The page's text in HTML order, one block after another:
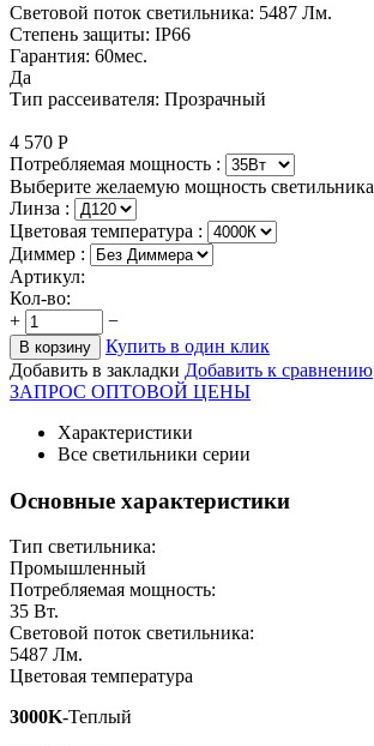
Световой поток светильника: 5487 Лм.
Степень защиты: IP66
Гарантия: 60мес.
Да
Тип рассеивателя: Прозрачный
4 570 Р
Потребляемая мощность :
Выберите желаемую мощность светильника
Линза :
Цветовая температура :
Диммер :
Артикул:
Кол-во:
+
−
В корзину
Купить в один клик
Добавить в закладки Добавить к сравнению
ЗАПРОС ОПТОВОЙ ЦЕНЫ
Характеристики
Все светильники серии
Основные характеристики
Тип светильника:
Промышленный
Потребляемая мощность:
35 Вт.
Световой поток светильника:
5487 Лм.
Цветовая температура
3000K-Теплый